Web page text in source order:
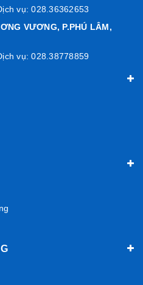
cơ Iget 125cc đã được tinh
lực, mô-men xoắn 10,4 Nm
(tiêu hao ít nhất trong tất cả
đến nay). Và lần đầu tiên
phần sắc nét và hiện đại có
vụ: 028.36362653
VƯƠNG, P.PHÚ LÂM,
vụ: 028.38778859